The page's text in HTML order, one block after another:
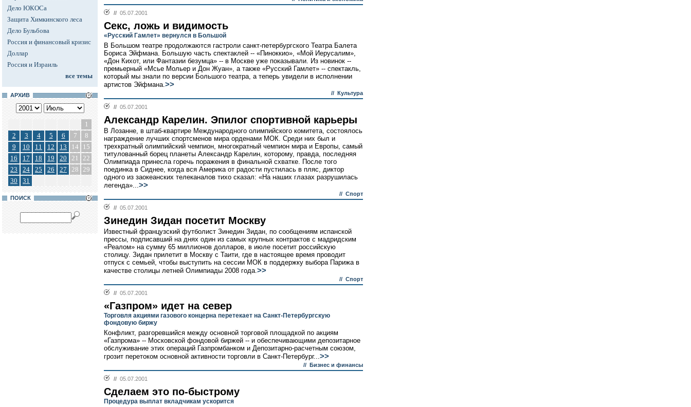
Дело ЮКОСа
Защита Химкинского леса
Дело Бульбова
Россия и финансовый кризис
Доллар
Россия и Израиль
все темы
АРХИВ
1
2
3 4 5 6 7
8
9
10 11 12 13 14
15
16
17 18 19 20 21
22
23
24 25 26 27 28 29
30
31
ПОИСК
// 05.07.2001
Секс, ложь и видимость
«Русский Гамлет» вернулся в Большой
В Большом театре продолжаются гастроли санкт-петербургского Театра Балета
Бориса Эйфмана. Большую часть спектаклей -- «Пиноккио», «Мой Иерусалим»,
«Дон Кихот, или Фантазии безумца» -- в Москве уже показывали. Из новинок --
премьерный «Мсье Мольер и Дон Жуан», а также «Русский Гамлет» -- спектакль,
который мы знали по версии Большого театра, а теперь увидели в исполнении
артистов Эйфмана.>>
// Культура
// 05.07.2001
Александр Карелин. Эпилог спортивной карьеры
В Лозанне, в штаб-квартире Международного олимпийского комитета, состоялось
награждение лучших спортсменов мира орденами МОК. Среди них был и
трехкратный олимпийский чемпион, многократный чемпион мира и Европы, самый
титулованный борец планеты Александр Карелин, которому, правда, последняя
Олимпиада принесла горечь поражения в финальной схватке. После того
поединка в Сиднее, когда вся Америка от радости пустилась в пляс, диктор
одного из заокеанских телеканалов тихо сказал: «На наших глазах разрушилась
легенда»...>>
// Спорт
// 05.07.2001
Зинедин Зидан посетит Москву
Известный французский футболист Зинедин Зидан, по сообщениям испанской
прессы, подписавший на днях один из самых крупных контрактов с мадридским
«Реалом» на сумму 65 миллионов долларов, в июле посетит российскую
столицу. Зидан прилетит в Москву с Таити, где в настоящее время проводит
отпуск с семьей, чтобы выступить на сессии МОК в поддержку выбора Парижа в
качестве столицы летней Олимпиады 2008 года.>>
// Спорт
// 05.07.2001
«Газпром» идет на север
Торговля акциями газового концерна перетекает на Санкт-Петербургскую
фондовую биржу
Конфликт, разгоревшийся между основной торговой площадкой по акциям
«Газпрома» -- Московской фондовой биржей -- и обеспечивающими депозитарное
обслуживание этих операций Газпромбанком и Депозитарно-расчетным союзом,
грозит перетоком основной активности торговли в Санкт-Петербург...>>
// Бизнес и финансы
// 05.07.2001
Сделаем это по-быстрому
Процедура выплат вкладчикам ускорится